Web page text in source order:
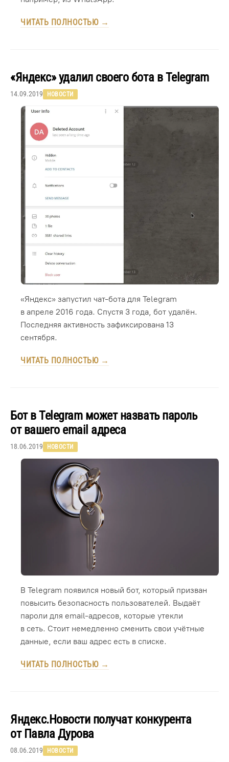
ЧИТАТЬ ПОЛНОСТЬЮ →
«Яндекс» удалил своего бота в Telegram
14.09.2019 НОВОСТИ
«Яндекс» запустил чат-бота для Telegram
в апреле 2016 года. Спустя 3 года, бот удалён.
Последняя активность зафиксирована 13
сентября.
ЧИТАТЬ ПОЛНОСТЬЮ →
Бот в Telegram может назвать пароль
от вашего email адреса
18.06.2019 НОВОСТИ
В Telegram появился новый бот, который призван
повысить безопасность пользователей. Выдаёт
пароли для email-адресов, которые утекли
в сеть. Стоит немедленно сменить свои учётные
данные, если ваш адрес есть в списке.
ЧИТАТЬ ПОЛНОСТЬЮ →
Яндекс.Новости получат конкурента
от Павла Дурова
08.06.2019 НОВОСТИ